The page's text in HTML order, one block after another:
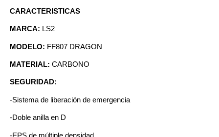
CARACTERISTICAS
MARCA: LS2
MODELO: FF807 DRAGON
MATERIAL: CARBONO
SEGURIDAD:
-Sistema de liberación de emergencia
-Doble anilla en D
-EPS de múltiple densidad